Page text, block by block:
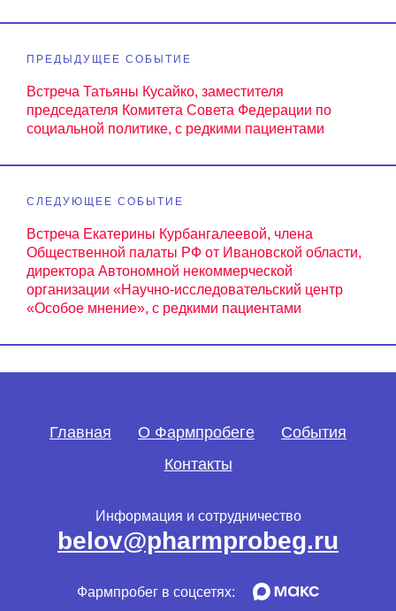
ПРЕДЫДУЩЕЕ СОБЫТИЕ
Встреча Татьяны Кусайко, заместителя
председателя Комитета Совета Федерации по
социальной политике, с редкими пациентами
СЛЕДУЮЩЕЕ СОБЫТИЕ
Встреча Екатерины Курбангалеевой, члена
Общественной палаты РФ от Ивановской области,
директора Автономной некоммерческой
организации «Научно-исследовательский центр
«Особое мнение», с редкими пациентами
Главная О Фармпробеге
События
Контакты
Информация и сотрудничество
belov@pharmprobeg.ru
Фармпробег в соцсетях: